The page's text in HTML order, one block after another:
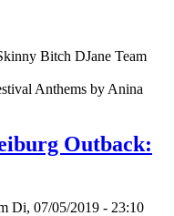
Bitch DJane Team
Anthems by Anina
Outback:
Di, 07/05/2019 - 23:10